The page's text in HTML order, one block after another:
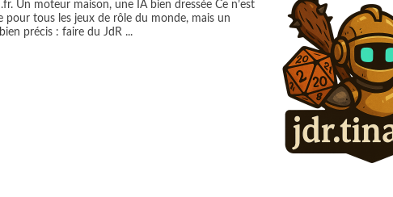
Un moteur maison, une IA bien dressée Ce n’est
pour tous les jeux de rôle du monde, mais un
précis : faire du JdR ...